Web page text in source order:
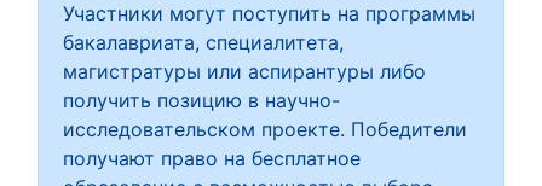
Участники могут поступить на программы
бакалавриата, специалитета,
магистратуры или аспирантуры либо
получить позицию в научно-
исследовательском проекте. Победители
получают право на бесплатное